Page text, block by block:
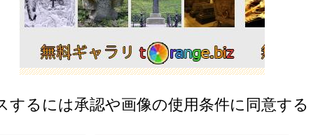
するには承認や画像の使用条件に同意する